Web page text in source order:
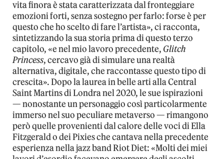
vita finora è stata caratterizzata dal fronteggiare
emozioni forti, senza sostegno per farlo: forse è per
questo che ho scelto di fare l’artista», ci racconta,
sintetizzando la sua storia prima di questo terzo
capitolo, «e nel mio lavoro precedente, Glitch
Princess, cercavo già di simulare una realtà
alternativa, digitale, che raccontasse questo tipo di
crescita». Dopo la laurea in belle arti alla Central
Saint Martins di Londra nel 2020, le sue ispirazioni
— nonostante un personaggio così particolarmente
immerso nel suo peculiare metaverso — rimangono
però quelle provenienti dal calore delle voci di Ella
Fitzgerald o dei Pixies che cantava nella precedente
esperienza nella jazz band Riot Diet: «Molti dei miei